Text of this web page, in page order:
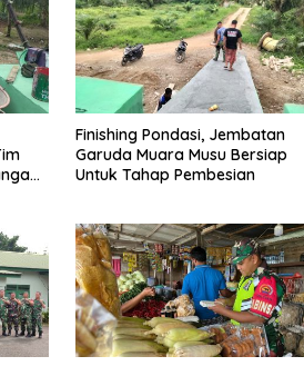
Finishing Pondasi, Jembatan
Garuda Muara Musu Bersiap
Untuk Tahap Pembesian